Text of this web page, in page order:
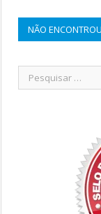
NÃO